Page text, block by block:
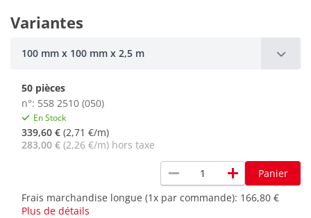
Variantes
100 mm x 100 mm x 2,5 m
50 pièces
n°: 558 2510 (050)
En Stock
339,60 € (2,71 €/m)
283,00 € (2,26 €/m) hors taxe
remove add
Panier
Frais marchandise longue (1x par commande): 166,80 €
Plus de détails